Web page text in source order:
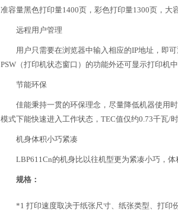
准容量黑色打印量1400页，彩色打印量1300页，大
远程用户管理
用户只需要在浏览器中输入相应的IP地址，即可
PSW（打印机状态窗口）的功能外还可显示打印机
节能环保
佳能秉持一贯的环保理念，尽量降低机器使用时
模式下能快速进入工作状态，TEC值仅约0.73千瓦/
机身体积小巧紧凑
LBP611Cn的机身比以往机型更为紧凑小巧，体
规格：
*1 打印速度取决于纸张尺寸、纸张类型、打印份